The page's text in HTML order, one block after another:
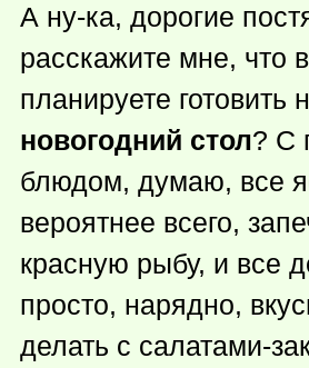
А ну-ка, дорогие
расскажите мне, что
планируете готовить
новогодний стол? С
блюдом, думаю, все
вероятнее всего,
красную рыбу, и все
просто, нарядно,
делать с салатами-